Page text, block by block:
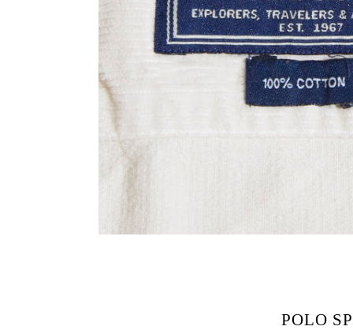
POLO